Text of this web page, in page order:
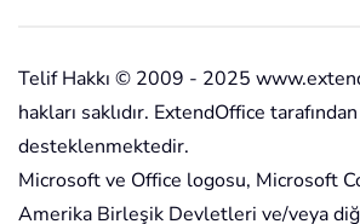
Telif Hakkı © 2009 - 2025
hakları saklıdır. ExtendOffice tarafından
desteklenmektedir.
Microsoft ve Office logosu, Microsoft
Amerika Birleşik Devletleri ve/veya